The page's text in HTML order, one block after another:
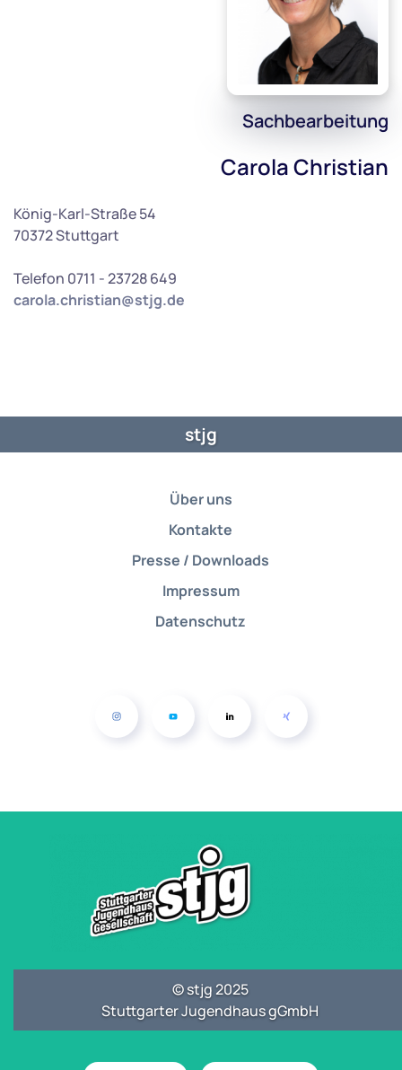
Sachbearbeitung
Carola Christian
König-Karl-Straße 54
70372 Stuttgart
Telefon 0711 - 23728 649
carola.christian@stjg.de
stjg
Über uns
Kontakte
Presse / Downloads
Impressum
Datenschutz
© stjg 2025
Stuttgarter Jugendhaus gGmbH